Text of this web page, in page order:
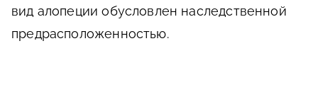
вид алопеции обусловлен наследственной
предрасположенностью.